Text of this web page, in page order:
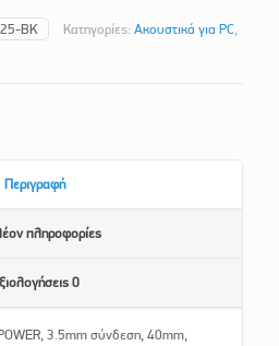
BK Κατηγορίες: Ακουστικά για PC,
Περιγραφή
πληροφορίες
0
3.5mm σύνδεση, 40mm,